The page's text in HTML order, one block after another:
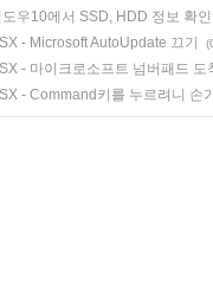
우10에서 SSD, HDD 정보 확
- Microsoft AutoUpdate 끄기
- 마이크로소프트 넘버패드 도
- Command키를 누르려니 손